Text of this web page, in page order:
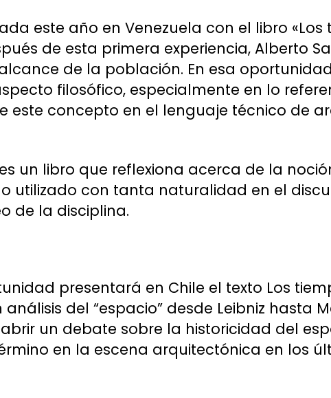
este año en Venezuela con el libro «Los
de esta primera experiencia, Alberto
de la población. En esa
filosófico, especialmente en lo
este concepto en el lenguaje técnico de
un libro que reflexiona acerca de la
utilizado con tanta naturalidad en el
de la disciplina.
presentará en Chile el texto Los
del “espacio” desde Leibniz hasta
un debate sobre la historicidad del
en la escena arquitectónica en los